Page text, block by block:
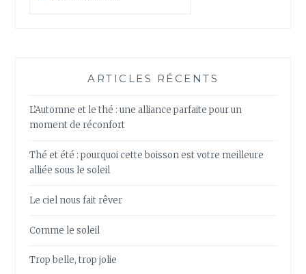
ARTICLES RÉCENTS
L’Automne et le thé : une alliance parfaite pour un
moment de réconfort
Thé et été : pourquoi cette boisson est votre meilleure
alliée sous le soleil
Le ciel nous fait rêver
Comme le soleil
Trop belle, trop jolie